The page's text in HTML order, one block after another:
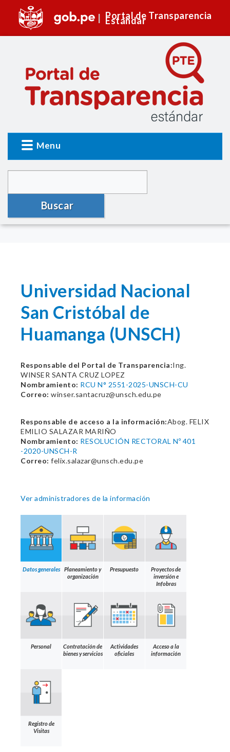
Portal de Transparencia
Estándar
Menu
Buscar
Universidad Nacional
San Cristóbal de
Huamanga (UNSCH)
Responsable del Portal de Transparencia:Ing.
WINSER SANTA CRUZ LOPEZ
Nombramiento: RCU N° 2551-2025-UNSCH-CU
Correo: winser.santacruz@unsch.edu.pe
Responsable de acceso a la información:Abog. FELIX
EMILIO SALAZAR MARIÑO
Nombramiento: RESOLUCIÓN RECTORAL Nº 401
-2020-UNSCH-R
Correo: felix.salazar@unsch.edu.pe
Ver administradores de la información
Datos generales
Planeamiento y
organización
Presupuesto
Proyectos de
inversión e
Infobras
Personal
Contratación de
bienes y servicios
Actividades
oficiales
Acceso a la
información
Registro de
Visitas